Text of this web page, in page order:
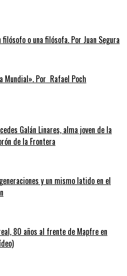
filósofo o una filósofa. Por Juan Segura
Mundial». Por Rafael Poch
Galán Linares, alma joven de la
de la Frontera
y un mismo latido en el
80 años al frente de Mapfre en